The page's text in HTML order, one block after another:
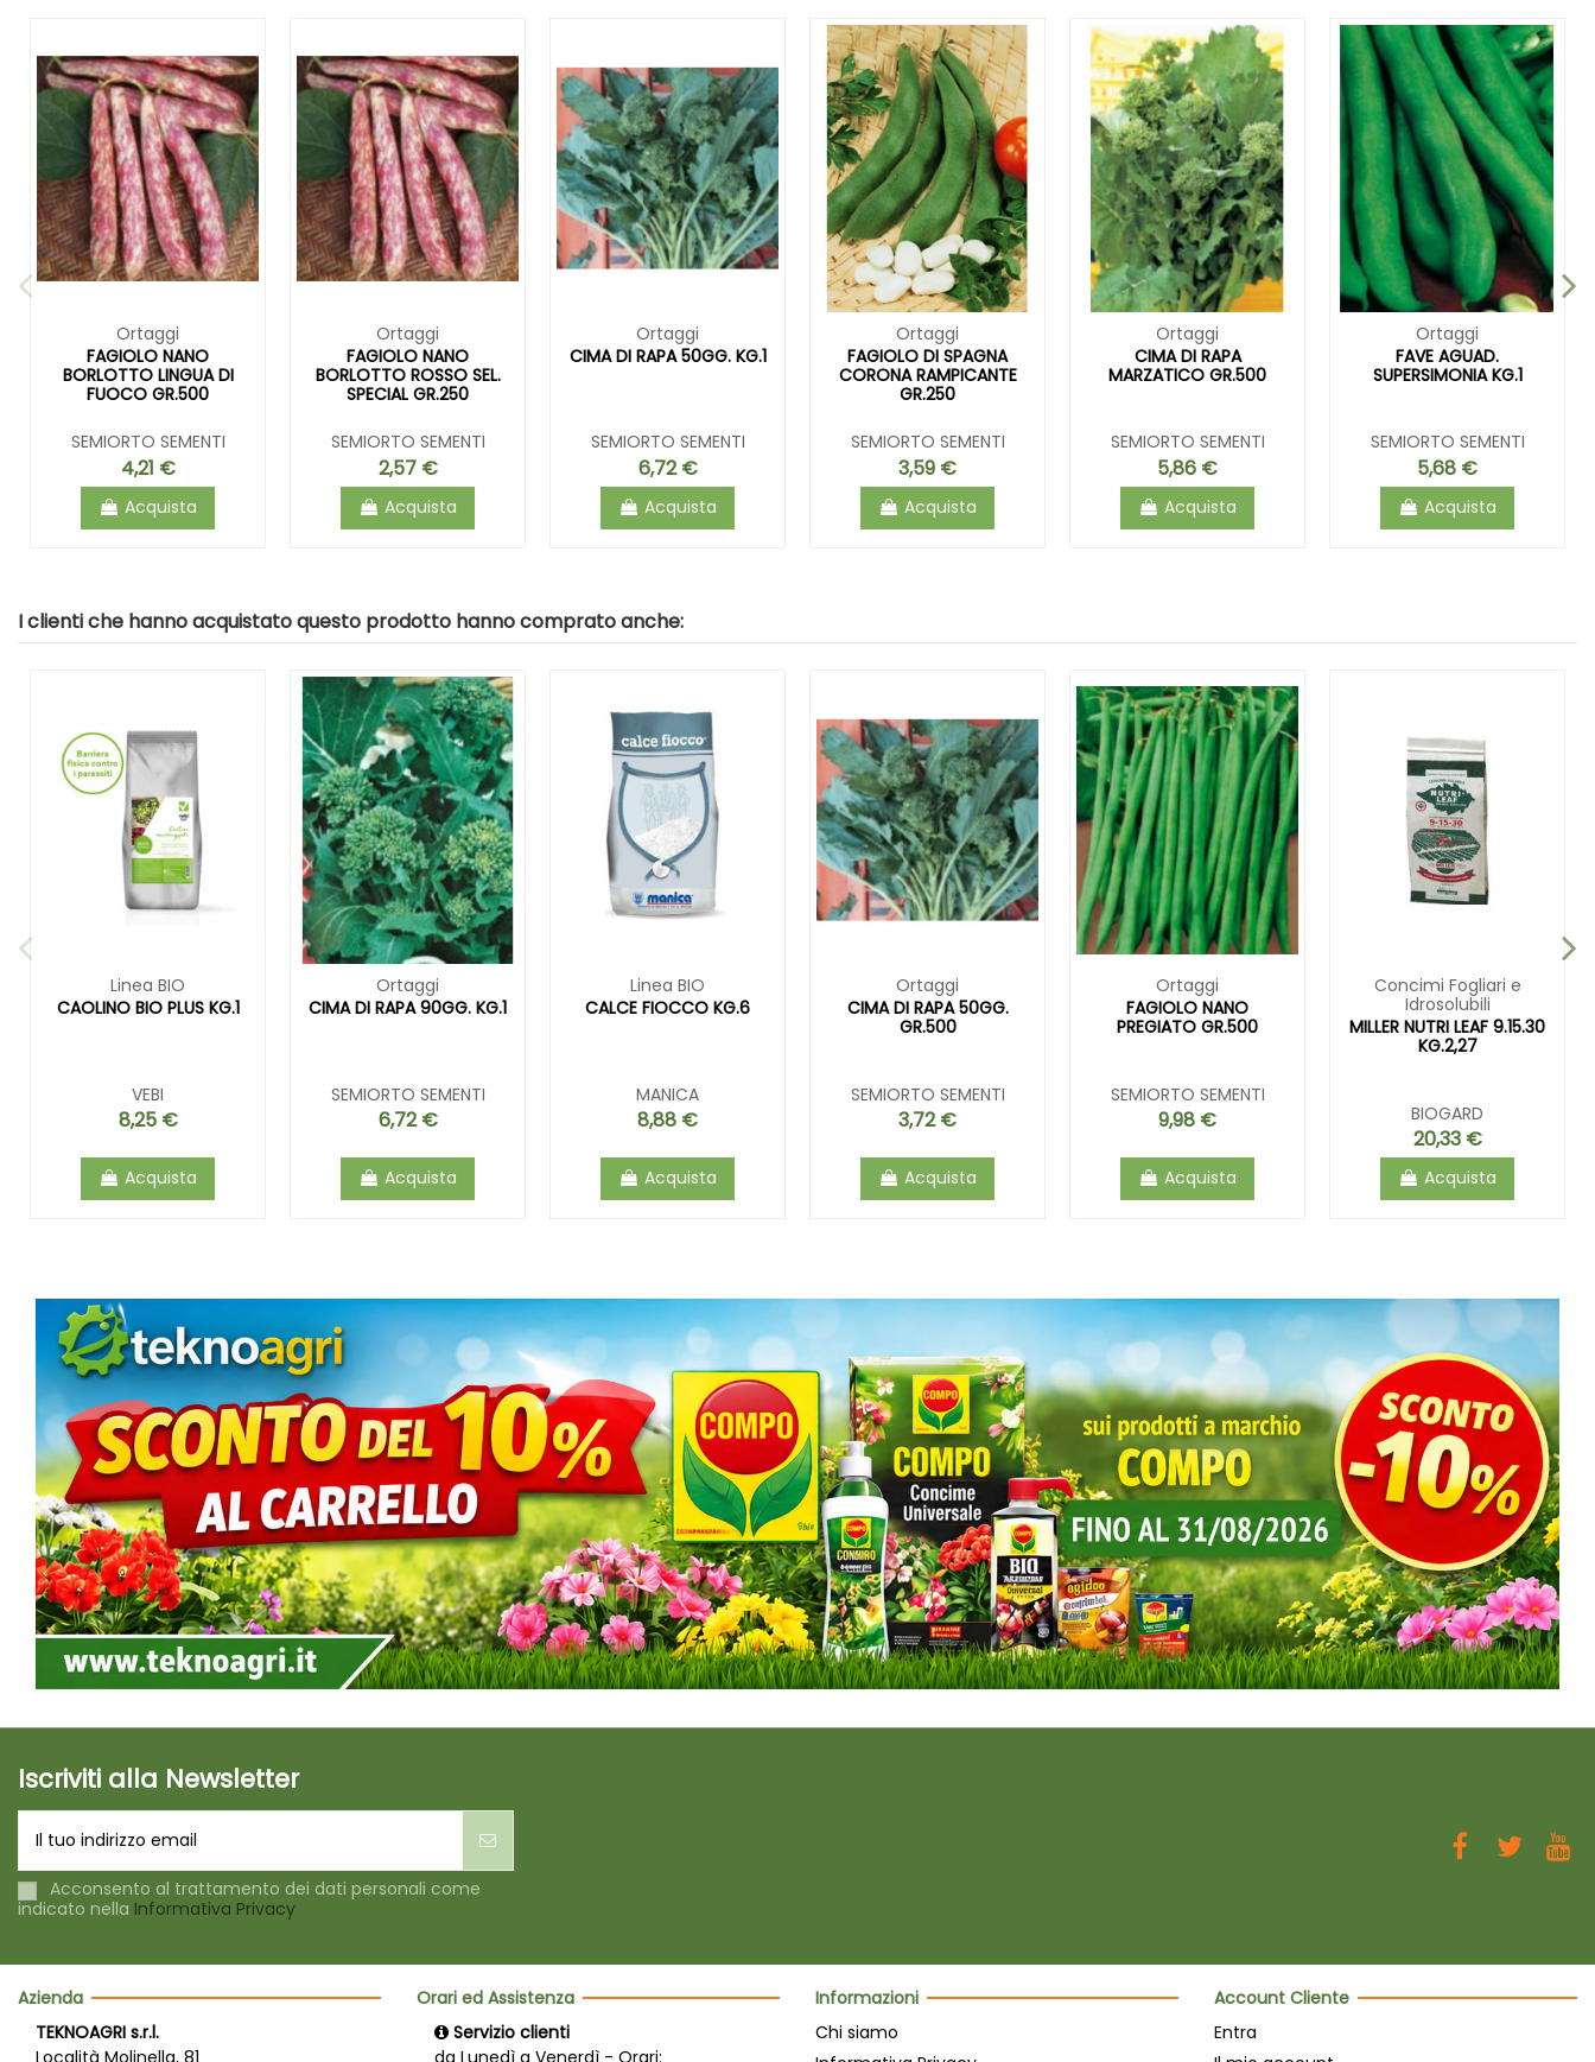
Ortaggi
FAGIOLO NANO
BORLOTTO LINGUA DI
FUOCO GR.500
SEMIORTO SEMENTI
4,21 €
Acquista
Ortaggi
FAGIOLO NANO
BORLOTTO ROSSO SEL.
SPECIAL GR.250
SEMIORTO SEMENTI
2,57 €
Acquista
Ortaggi
CIMA DI RAPA 50GG. KG.1
SEMIORTO SEMENTI
6,72 €
Acquista
Ortaggi
FAGIOLO DI SPAGNA
CORONA RAMPICANTE
GR.250
SEMIORTO SEMENTI
3,59 €
Acquista
Ortaggi
CIMA DI RAPA
MARZATICO GR.500
SEMIORTO SEMENTI
5,86 €
Acquista
Ortaggi
FAVE AGUAD.
SUPERSIMONIA KG.1
SEMIORTO SEMENTI
5,68 €
Acquista
I clienti che hanno acquistato questo prodotto hanno comprato anche:
Linea BIO
CAOLINO BIO PLUS KG.1
VEBI
8,25 €
Acquista
Ortaggi
CIMA DI RAPA 90GG. KG.1
SEMIORTO SEMENTI
6,72 €
Acquista
Linea BIO
CALCE FIOCCO KG.6
MANICA
8,88 €
Acquista
Ortaggi
CIMA DI RAPA 50GG.
GR.500
SEMIORTO SEMENTI
3,72 €
Acquista
Ortaggi
FAGIOLO NANO
PREGIATO GR.500
SEMIORTO SEMENTI
9,98 €
Acquista
Concimi Fogliari e
Idrosolubili
MILLER NUTRI LEAF 9.15.30
KG.2,27
BIOGARD
20,33 €
Acquista
Iscriviti alla Newsletter
Acconsento al trattamento dei dati personali come
indicato nella Informativa Privacy
Azienda
TEKNOAGRI s.r.l.
Località Molinella, 81
Orari ed Assistenza
Servizio clienti
da Lunedì a Venerdì - Orari:
Informazioni
Chi siamo
Account Cliente
Entra